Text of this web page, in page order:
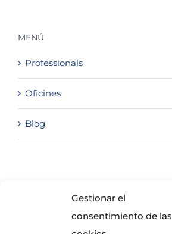
Gestionar el
consentimiento de las
MENÚ
Professionals
Oficines
Blog